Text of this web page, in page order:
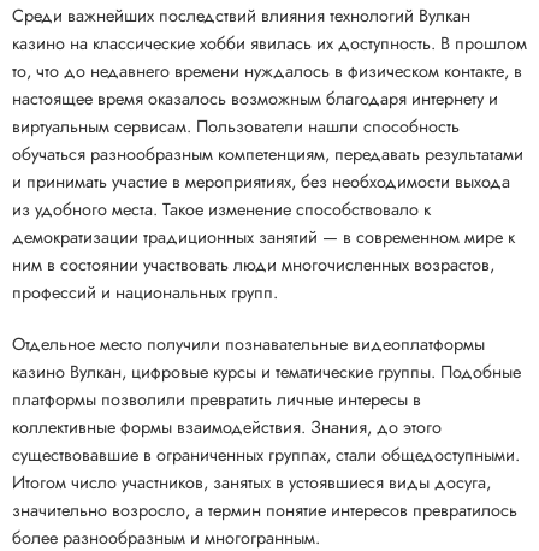
Среди важнейших последствий влияния технологий Вулкан
казино на классические хобби явилась их доступность. В прошлом
то, что до недавнего времени нуждалось в физическом контакте, в
настоящее время оказалось возможным благодаря интернету и
виртуальным сервисам. Пользователи нашли способность
обучаться разнообразным компетенциям, передавать результатами
и принимать участие в мероприятиях, без необходимости выхода
из удобного места. Такое изменение способствовало к
демократизации традиционных занятий — в современном мире к
ним в состоянии участвовать люди многочисленных возрастов,
профессий и национальных групп.
Отдельное место получили познавательные видеоплатформы
казино Вулкан, цифровые курсы и тематические группы. Подобные
платформы позволили превратить личные интересы в
коллективные формы взаимодействия. Знания, до этого
существовавшие в ограниченных группах, стали общедоступными.
Итогом число участников, занятых в устоявшиеся виды досуга,
значительно возросло, а термин понятие интересов превратилось
более разнообразным и многогранным.